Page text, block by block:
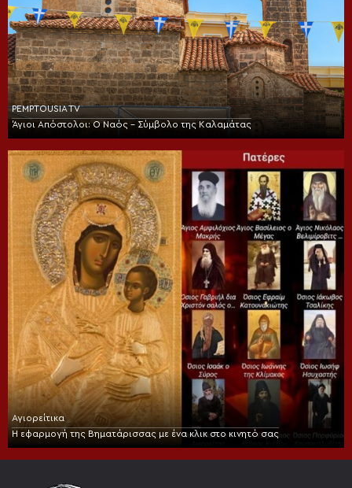
PEMPTOUSIA TV
Άγιοι Απόστολοι: Ο Ναός – Σύμβολο της Καλαμάτας
Αγιορείτικα
Η εφαρμογή της Βηματάρισσας με ένα κλικ στο κινητό σας